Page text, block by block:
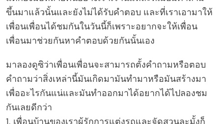
ขึ้นมาแล้วนั้นและยังไม่ได้รับคำตอบ และที่เราเอามาให้
เพื่อนเพื่อนได้ชมกันในวันนี้ก็เพราะอยากจะให้เพื่อน
เพื่อนมาช่วยกันหาคำตอบด้วยกันนั้นเอง
มาลองดูซิว่าเพื่อนเพื่อนจะสามารถตั้งคำถามหรือตอบ
คำถามว่าสิ่งเหล่านี้มันเกิดมามันทำมาหรือมันสร้างมา
เพื่ออะไรกันแน่และมันทำออกมาได้อยากได้ไปลองชม
กันเลยดีกว่า
1. เพื่อนบ้านของเราผู้รักการแต่งรถและจัดสวนละมั้งก็